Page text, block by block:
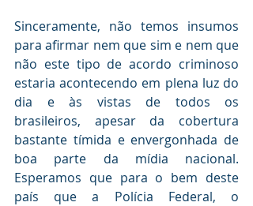
Sinceramente, não temos insumos
para afirmar nem que sim e nem que
não este tipo de acordo criminoso
estaria acontecendo em plena luz do
dia e às vistas de todos os
brasileiros, apesar da cobertura
bastante tímida e envergonhada de
boa parte da mídia nacional.
Esperamos que para o bem deste
país que a Polícia Federal, o